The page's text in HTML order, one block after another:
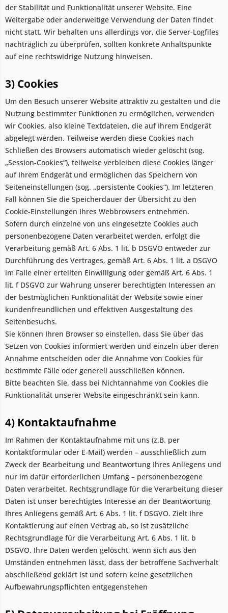
der Stabilität und Funktionalität unserer Website. Eine
Weitergabe oder anderweitige Verwendung der Daten findet
nicht statt. Wir behalten uns allerdings vor, die Server-Logfiles
nachträglich zu überprüfen, sollten konkrete Anhaltspunkte
auf eine rechtswidrige Nutzung hinweisen.
3) Cookies
Um den Besuch unserer Website attraktiv zu gestalten und die
Nutzung bestimmter Funktionen zu ermöglichen, verwenden
wir Cookies, also kleine Textdateien, die auf Ihrem Endgerät
abgelegt werden. Teilweise werden diese Cookies nach
Schließen des Browsers automatisch wieder gelöscht (sog.
„Session-Cookies“), teilweise verbleiben diese Cookies länger
auf Ihrem Endgerät und ermöglichen das Speichern von
Seiteneinstellungen (sog. „persistente Cookies“). Im letzteren
Fall können Sie die Speicherdauer der Übersicht zu den
Cookie-Einstellungen Ihres Webbrowsers entnehmen.
Sofern durch einzelne von uns eingesetzte Cookies auch
personenbezogene Daten verarbeitet werden, erfolgt die
Verarbeitung gemäß Art. 6 Abs. 1 lit. b DSGVO entweder zur
Durchführung des Vertrages, gemäß Art. 6 Abs. 1 lit. a DSGVO
im Falle einer erteilten Einwilligung oder gemäß Art. 6 Abs. 1
lit. f DSGVO zur Wahrung unserer berechtigten Interessen an
der bestmöglichen Funktionalität der Website sowie einer
kundenfreundlichen und effektiven Ausgestaltung des
Seitenbesuchs.
Sie können Ihren Browser so einstellen, dass Sie über das
Setzen von Cookies informiert werden und einzeln über deren
Annahme entscheiden oder die Annahme von Cookies für
bestimmte Fälle oder generell ausschließen können.
Bitte beachten Sie, dass bei Nichtannahme von Cookies die
Funktionalität unserer Website eingeschränkt sein kann.
4) Kontaktaufnahme
Im Rahmen der Kontaktaufnahme mit uns (z.B. per
Kontaktformular oder E-Mail) werden – ausschließlich zum
Zweck der Bearbeitung und Beantwortung Ihres Anliegens und
nur im dafür erforderlichen Umfang – personenbezogene
Daten verarbeitet. Rechtsgrundlage für die Verarbeitung dieser
Daten ist unser berechtigtes Interesse an der Beantwortung
Ihres Anliegens gemäß Art. 6 Abs. 1 lit. f DSGVO. Zielt Ihre
Kontaktierung auf einen Vertrag ab, so ist zusätzliche
Rechtsgrundlage für die Verarbeitung Art. 6 Abs. 1 lit. b
DSGVO. Ihre Daten werden gelöscht, wenn sich aus den
Umständen entnehmen lässt, dass der betroffene Sachverhalt
abschließend geklärt ist und sofern keine gesetzlichen
Aufbewahrungspflichten entgegenstehen